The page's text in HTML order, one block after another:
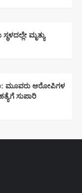
ಮೃತ್ಯು
ಮೂವರು ಆರೋಪಿಗಳ
ಸುಪಾರಿ